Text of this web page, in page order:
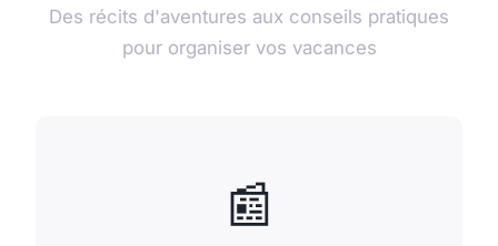
Des récits d'aventures aux conseils pratiques
pour organiser vos vacances
📰